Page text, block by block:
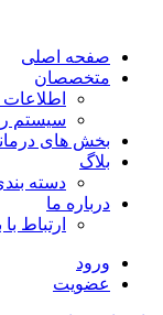
صفحه اصلی
متخصصان
سیستم
بخش های
بلاگ
دسته
درباره ما
ارتباط
ورود
عضویت